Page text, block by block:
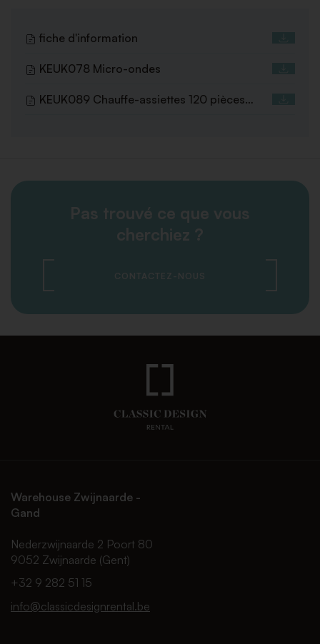
fiche d'information
KEUK078 Micro-ondes
KEUK089 Chauffe-assiettes 120 pièces
Pas trouvé ce que vous
cherchiez ?
CONTACTEZ-NOUS
Warehouse Zwijnaarde -
Gand
Nederzwijnaarde 2 Poort 80
9052 Zwijnaarde (Gent)
+32 9 282 51 15
info@classicdesignrental.be